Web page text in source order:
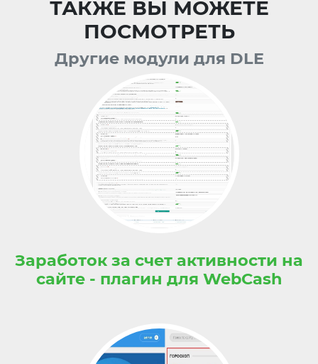
ТАКЖЕ ВЫ МОЖЕТЕ
ПОСМОТРЕТЬ
Другие модули для DLE
Заработок за счет активности на
сайте - плагин для WebCash